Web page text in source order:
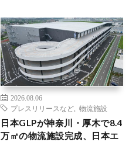
2026.08.06
プレスリリースなど
物流施設
日本GLPが神奈川・厚木で8.4
万㎡の物流施設完成、日本エ